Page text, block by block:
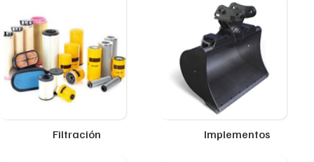
Filtración Implementos